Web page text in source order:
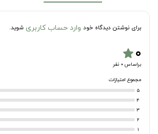
برای نوشتن دیدگاه خود وارد حساب کاربری شوید.
۰star
براساس 0 نفر
مجموع امتیازات
5
4
3
2
1